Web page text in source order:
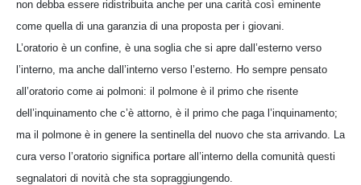
non debba essere ridistribuita anche per una carità così eminente
come quella di una garanzia di una proposta per i giovani.
L’oratorio è un confine, è una soglia che si apre dall’esterno verso
l’interno, ma anche dall’interno verso l’esterno. Ho sempre pensato
all’oratorio come ai polmoni: il polmone è il primo che risente
dell’inquinamento che c’è attorno, è il primo che paga l’inquinamento;
ma il polmone è in genere la sentinella del nuovo che sta arrivando. La
cura verso l’oratorio significa portare all’interno della comunità questi
segnalatori di novità che sta sopraggiungendo.